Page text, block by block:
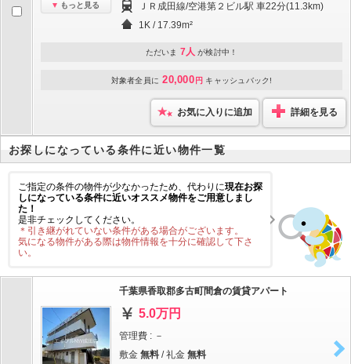
もっと見る
ＪＲ成田線/空港第２ビル駅 車22分(11.3km)
1K / 17.39m²
ただいま 7人 が検討中！
対象者全員に 20,000 円 キャッシュバック!
お気に入りに追加 詳細を見る
お探しになっている条件に近い物件一覧
ご指定の条件の物件が少なかったため、代わりに現在お探
しになっている条件に近いオススメ物件をご用意しまし
た！
是非チェックしてください。
＊引き継がれていない条件がある場合がございます。
気になる物件がある際は物件情報を十分に確認して下さ
い。
千葉県香取郡多古町間倉の賃貸アパート
5.0万円
管理費 : －
敷金 無料 / 礼金 無料